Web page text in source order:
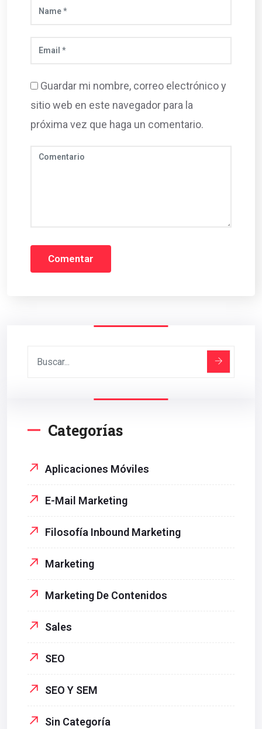
Guardar mi nombre, correo electrónico y
sitio web en este navegador para la
próxima vez que haga un comentario.
Categorías
Aplicaciones Móviles
E-Mail Marketing
Filosofía Inbound Marketing
Marketing
Marketing De Contenidos
Sales
SEO
SEO Y SEM
Sin Categoría